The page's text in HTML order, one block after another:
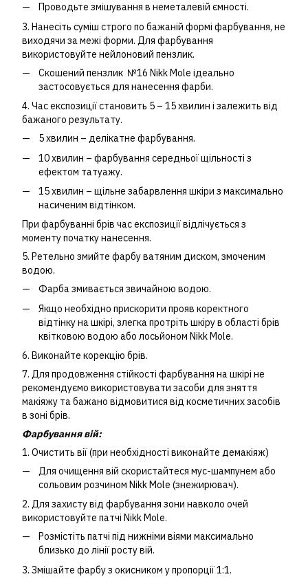
Проводьте змішування в неметалевій ємності.
3. Нанесіть суміш строго по бажаній формі фарбування, не
виходячи за межі форми. Для фарбування
використовуйте нейлоновий пензлик.
Скошений пензлик №16 Nikk Mole ідеально
застосовується для нанесення фарби.
4. Час експозиції становить 5 – 15 хвилин і залежить від
бажаного результату.
5 хвилин – делікатне фарбування.
10 хвилин – фарбування середньої щільності з
ефектом татуажу.
15 хвилин – щільне забарвлення шкіри з максимально
насиченим відтінком.
При фарбуванні брів час експозиції відлічується з
моменту початку нанесення.
5. Ретельно змийте фарбу ватяним диском, змоченим
водою.
Фарба змивається звичайною водою.
Якщо необхідно прискорити прояв коректного
відтінку на шкірі, злегка протріть шкіру в області брів
квітковою водою або лосьйоном Nikk Mole.
6. Виконайте корекцію брів.
7. Для продовження стійкості фарбування на шкірі не
рекомендуємо використовувати засоби для зняття
макіяжу та бажано відмовитися від косметичних засобів
в зоні брів.
Фарбування вій:
1. Очистить вії (при необхідності виконайте демакіяж)
Для очищення вій скористайтеся мус-шампунем або
сольовим розчином Nikk Mole (знежирювач).
2. Для захисту від фарбування зони навколо очей
використовуйте патчі Nikk Mole.
Розмістіть патчі під нижніми віями максимально
близько до лінії росту вій.
3. Змішайте фарбу з окисником у пропорції 1:1.